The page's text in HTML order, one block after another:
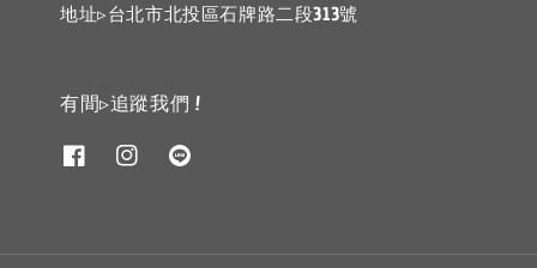
地址▹台北市北投區石牌路二段313號
有間▹追蹤我們 !